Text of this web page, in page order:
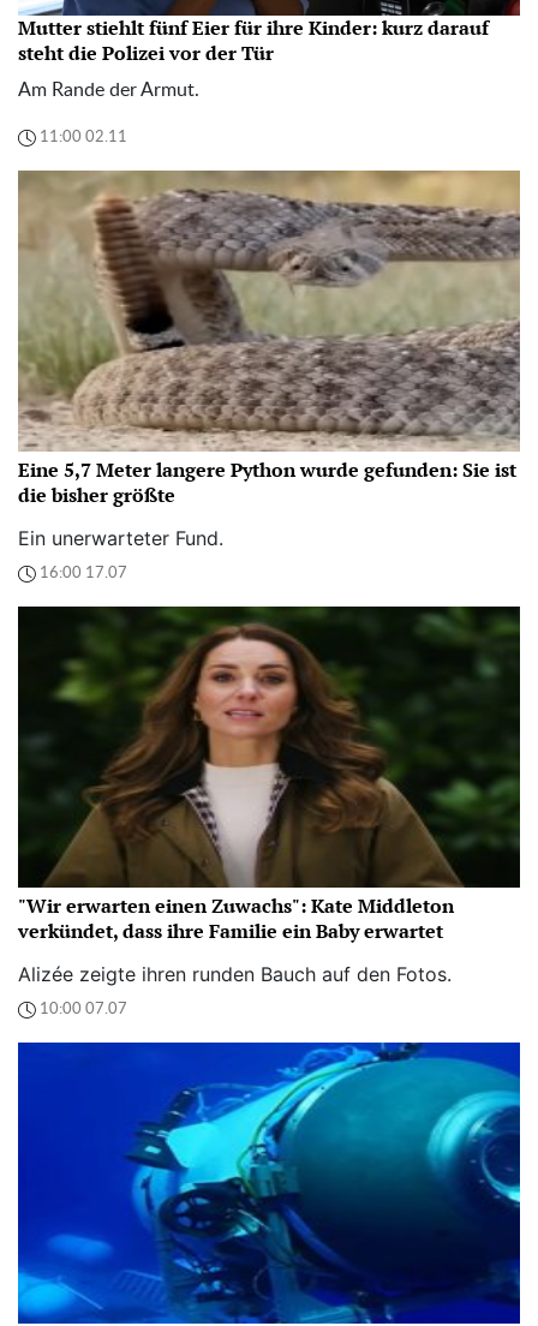
Mutter stiehlt fünf Eier für ihre Kinder: kurz darauf
steht die Polizei vor der Tür
Am Rande der Armut.
11:00 02.11
Eine 5,7 Meter langere Python wurde gefunden: Sie ist
die bisher größte
Ein unerwarteter Fund.
16:00 17.07
"Wir erwarten einen Zuwachs": Kate Middleton
verkündet, dass ihre Familie ein Baby erwartet
Alizée zeigte ihren runden Bauch auf den Fotos.
10:00 07.07